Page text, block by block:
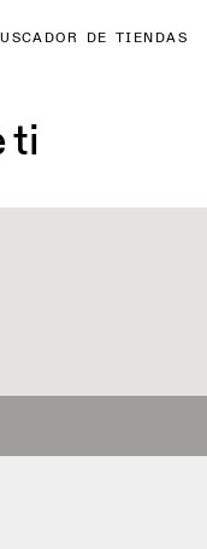
DE TIENDAS
ti